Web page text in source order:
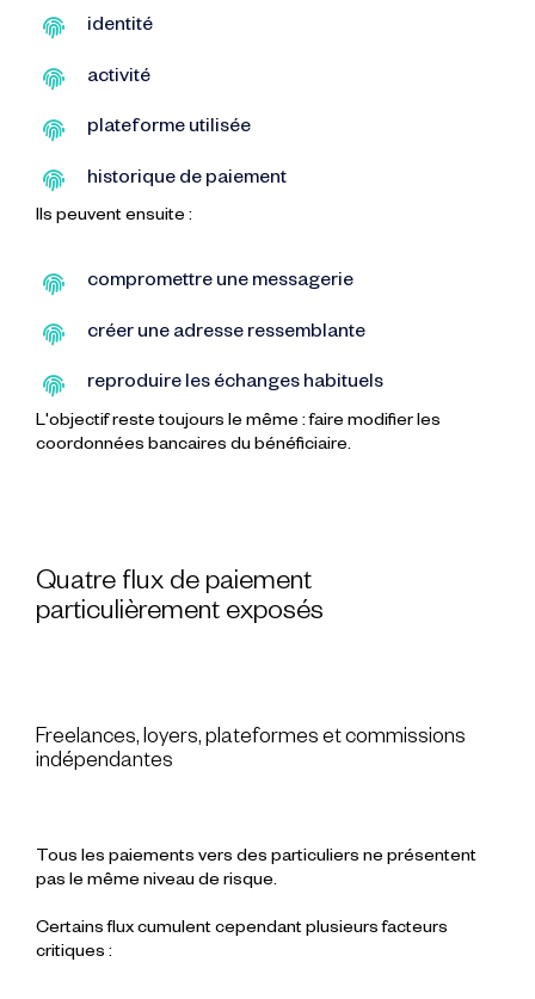
identité
activité
plateforme utilisée
historique de paiement
Ils peuvent ensuite :
compromettre une messagerie
créer une adresse ressemblante
reproduire les échanges habituels
L'objectif reste toujours le même : faire modifier les
coordonnées bancaires du bénéficiaire.
Quatre flux de paiement
particulièrement exposés
Freelances, loyers, plateformes et commissions
indépendantes
Tous les paiements vers des particuliers ne présentent
pas le même niveau de risque.
Certains flux cumulent cependant plusieurs facteurs
critiques :